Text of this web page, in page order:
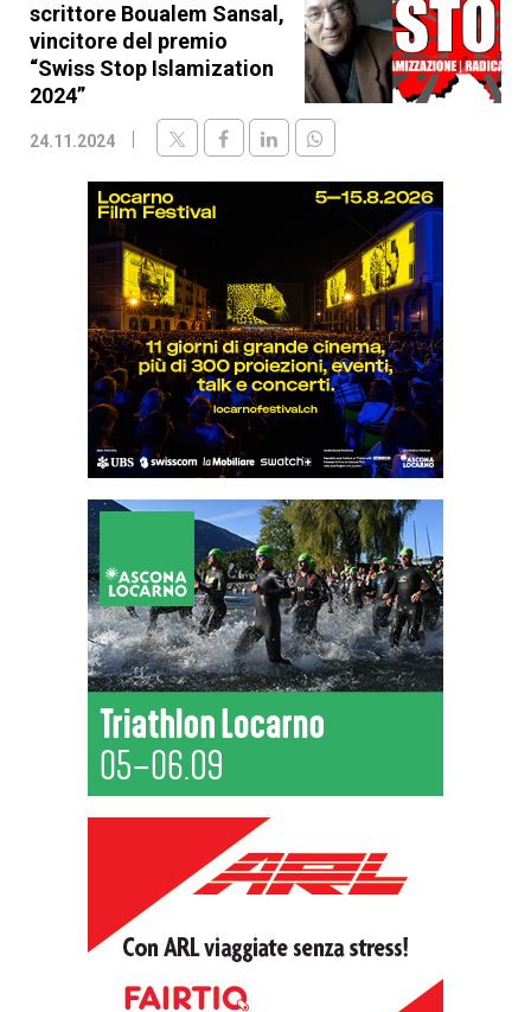
scrittore Boualem Sansal,
vincitore del premio
“Swiss Stop Islamization
2024”
24.11.2024